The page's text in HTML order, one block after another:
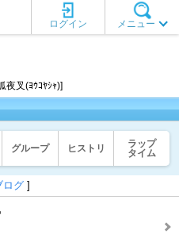
メニュー
ログイン
夜叉(ﾖｳｺﾔｼｬ)]
グループ ヒストリ
ラップ
タイム
ログ ]